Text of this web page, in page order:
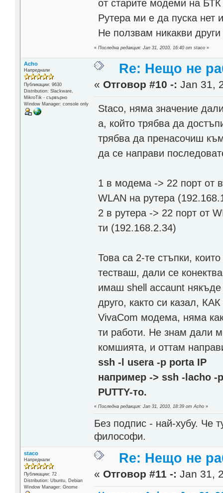
от старите модеми на
Рутера ми е да пуска нет
Не ползвам никакви
«Последна редакция: Jan 31, 2010, 16:40 от staco »
Acho
Напреднали
Публикации: 9630
Distribution: Slackware,
MikroTik - сървърно
Window Manager: console only
Re: Нещо не
« Отговор #10 -: Jan 31,
Staco, няма значение
а, който трябва да
трябва да пренасочиш
да се направи
1 в модема -> 22 порт от
WLAN на рутера
2 в рутера -> 22 порт от
ти (192.168.2.34)
Това са 2-те стъпки,
тестваш, дали се
имаш shell accaunt
друго, както си казал,
VivaCom модема, няма
ти работи. Не знам дали
комшията, и оттам
ssh -l usera -p porta IP
например -> ssh -lacho -
PUTTY-то.
«Последна редакция: Jan 31, 2010, 18:39 от Acho »
Без подпис - най-хубу. Че
философи.
staco
Напреднали
Публикации: 72
Distribution: Ubuntu, Debian
Window Manager: Gnome
Re: Нещо не
« Отговор #11 -: Jan 31,